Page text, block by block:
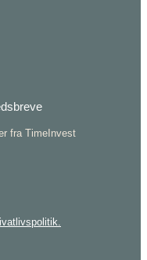
fra TimeInvest